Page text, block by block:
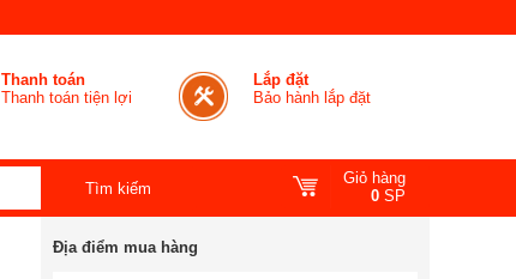
Thanh toán
Thanh toán tiện lợi
Lắp đặt
Bảo hành lắp đặt
Giỏ hàng
0 SP
Địa điểm mua hàng